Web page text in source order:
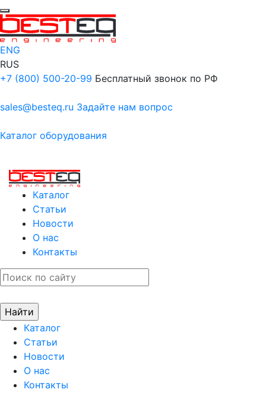
ENG
RUS
+7 (800) 500-20-99 Бесплатный звонок по РФ
sales@besteq.ru Задайте нам вопрос
Каталог оборудования
Каталог
Статьи
Новости
О нас
Контакты
Каталог
Статьи
Новости
О нас
Контакты